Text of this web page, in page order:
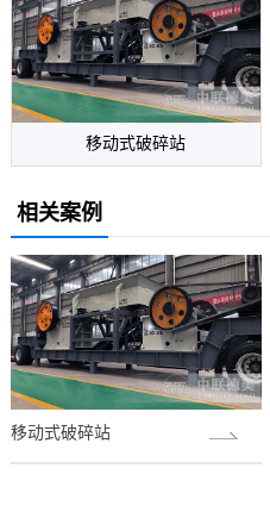
移动式破碎站
相关案例
移动式破碎站